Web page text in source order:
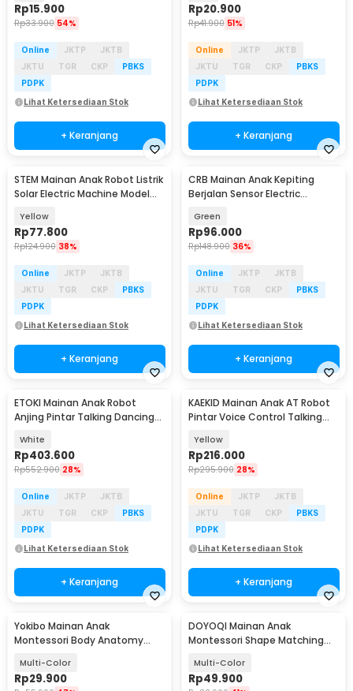
Rp15.900
Rp33.900 54%
Online JKTP
JKTB
JKTU
TGR CKP
PBKS
PDPK
Lihat Ketersediaan Stok
+ Keranjang
Rp20.900
Rp41.900 51%
Online JKTP
JKTB
JKTU
TGR CKP
PBKS
PDPK
Lihat Ketersediaan Stok
+ Keranjang
STEM Mainan Anak Robot Listrik
Solar Electric Machine Model
Yellow
Rp77.800
Rp124.900 38%
Online JKTP
JKTB
JKTU
TGR CKP
PBKS
PDPK
Lihat Ketersediaan Stok
+ Keranjang
CRB Mainan Anak Kepiting
Berjalan Sensor Electric
Green
Rp96.000
Rp148.900 36%
Online JKTP
JKTB
JKTU
TGR CKP
PBKS
PDPK
Lihat Ketersediaan Stok
+ Keranjang
ETOKI Mainan Anak Robot
Anjing Pintar Talking Dancing
White
Rp403.600
Rp552.900 28%
Online JKTP
JKTB
JKTU
TGR CKP
PBKS
PDPK
Lihat Ketersediaan Stok
+ Keranjang
KAEKID Mainan Anak AT Robot
Pintar Voice Control Talking
Yellow
Rp216.000
Rp295.900 28%
Online JKTP
JKTB
JKTU
TGR CKP
PBKS
PDPK
Lihat Ketersediaan Stok
+ Keranjang
Yokibo Mainan Anak
Montessori Body Anatomy
Multi-Color
Rp29.900
DOYOQI Mainan Anak
Montessori Shape Matching
Multi-Color
Rp49.900